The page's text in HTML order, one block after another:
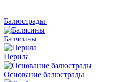
Балюстрады
Балясины
Перила
Основание балюстрады